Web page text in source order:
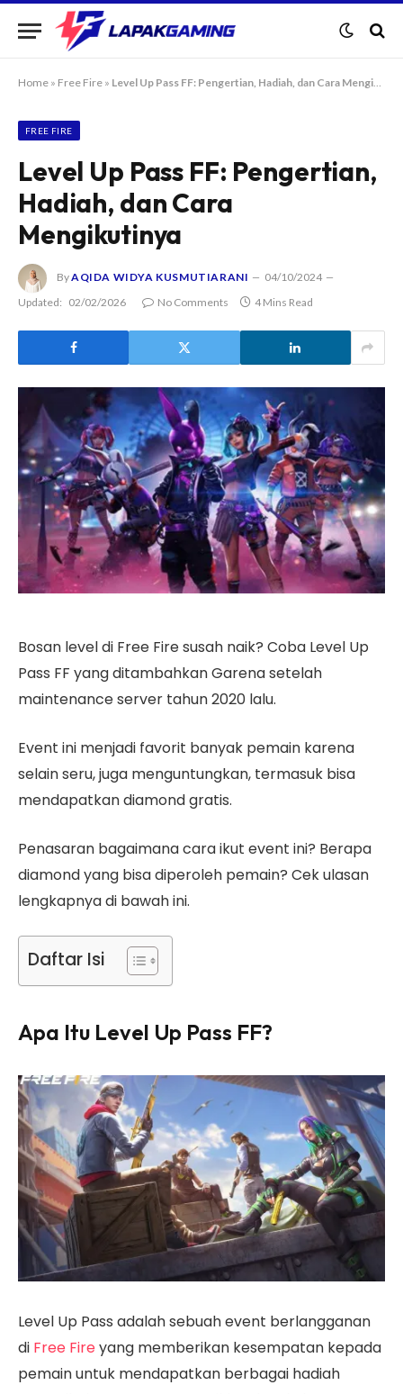
Home » Free Fire » Level Up Pass FF: Pengertian, Hadiah, dan Cara Mengikutinya
FREE FIRE
Level Up Pass FF: Pengertian,
Hadiah, dan Cara
Mengikutinya
ByAQIDA WIDYA KUSMUTIARANI
04/10/2024
Updated: 02/02/2026 No Comments 4 Mins Read
Bosan level di Free Fire susah naik? Coba Level Up
Pass FF yang ditambahkan Garena setelah
maintenance server tahun 2020 lalu.
Event ini menjadi favorit banyak pemain karena
selain seru, juga menguntungkan, termasuk bisa
mendapatkan diamond gratis.
Penasaran bagaimana cara ikut event ini? Berapa
diamond yang bisa diperoleh pemain? Cek ulasan
lengkapnya di bawah ini.
Daftar Isi
Apa Itu Level Up Pass FF?
Level Up Pass adalah sebuah event berlangganan
di Free Fireyang memberikan kesempatan kepada
pemain untuk mendapatkan berbagai hadiah